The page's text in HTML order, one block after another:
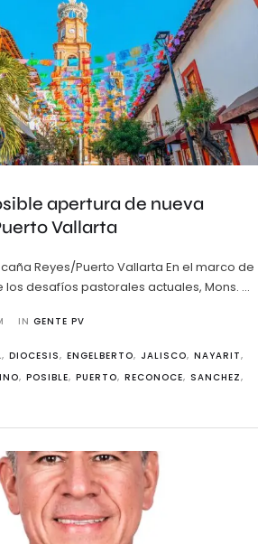
apertura de nueva
Vallarta
Reyes/Puerto Vallarta En el marco de
los desafíos pastorales actuales, Mons. …
IN GENTE PV
, DIOCESIS, ENGELBERTO, JALISCO, NAYARIT,
, POSIBLE, PUERTO, RECONOCE, SANCHEZ,